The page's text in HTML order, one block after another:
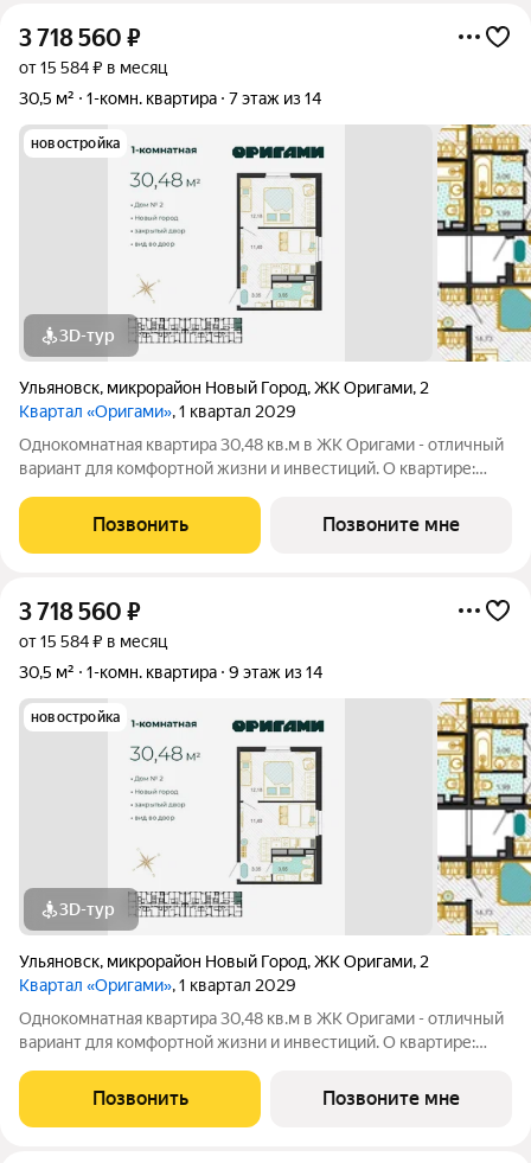
3 718 560 ₽
от 15 584 ₽ в месяц
30,5 м²
1-комн. квартира 7 этаж из 14
новостройка
3D-тур
Ульяновск, микрорайон Новый Город,ЖК Оригами, 2
Квартал «Оригами», 1 квартал 2029
Однокомнатная квартира 30,48 кв.м в ЖК Оригами - отличный
вариант для комфортной жизни и инвестиций. О квартире:
естественная освещенность базовая отделка: стяжка пола,
установлены счетчики
Позвонить Позвоните мне
3 718 560 ₽
от 15 584 ₽ в месяц
30,5 м²
1-комн. квартира 9 этаж из 14
новостройка
3D-тур
Ульяновск, микрорайон Новый Город,ЖК Оригами, 2
Квартал «Оригами», 1 квартал 2029
Однокомнатная квартира 30,48 кв.м в ЖК Оригами - отличный
вариант для комфортной жизни и инвестиций. О квартире:
естественная освещенность базовая отделка: стяжка пола,
установлены счетчики
Позвонить Позвоните мне